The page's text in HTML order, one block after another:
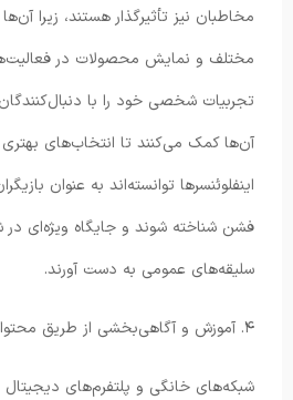
مخاطبان نیز تأثیرگذار هستند، زیرا
مختلف و نمایش محصولات در
تجربیات شخصی خود را با دنبال‌کنندگان
آن‌ها کمک می‌کنند تا انتخاب‌های بهتری
اینفلوئنسرها توانسته‌اند به عنوان
فشن شناخته شوند و جایگاه ویژه‌ای
سلیقه‌های عمومی به دست آورند.
۴. آموزش و آگاهی‌بخشی از طریق محتواهای آنلاین:
شبکه‌های خانگی و پلتفرم‌های دیجیتال